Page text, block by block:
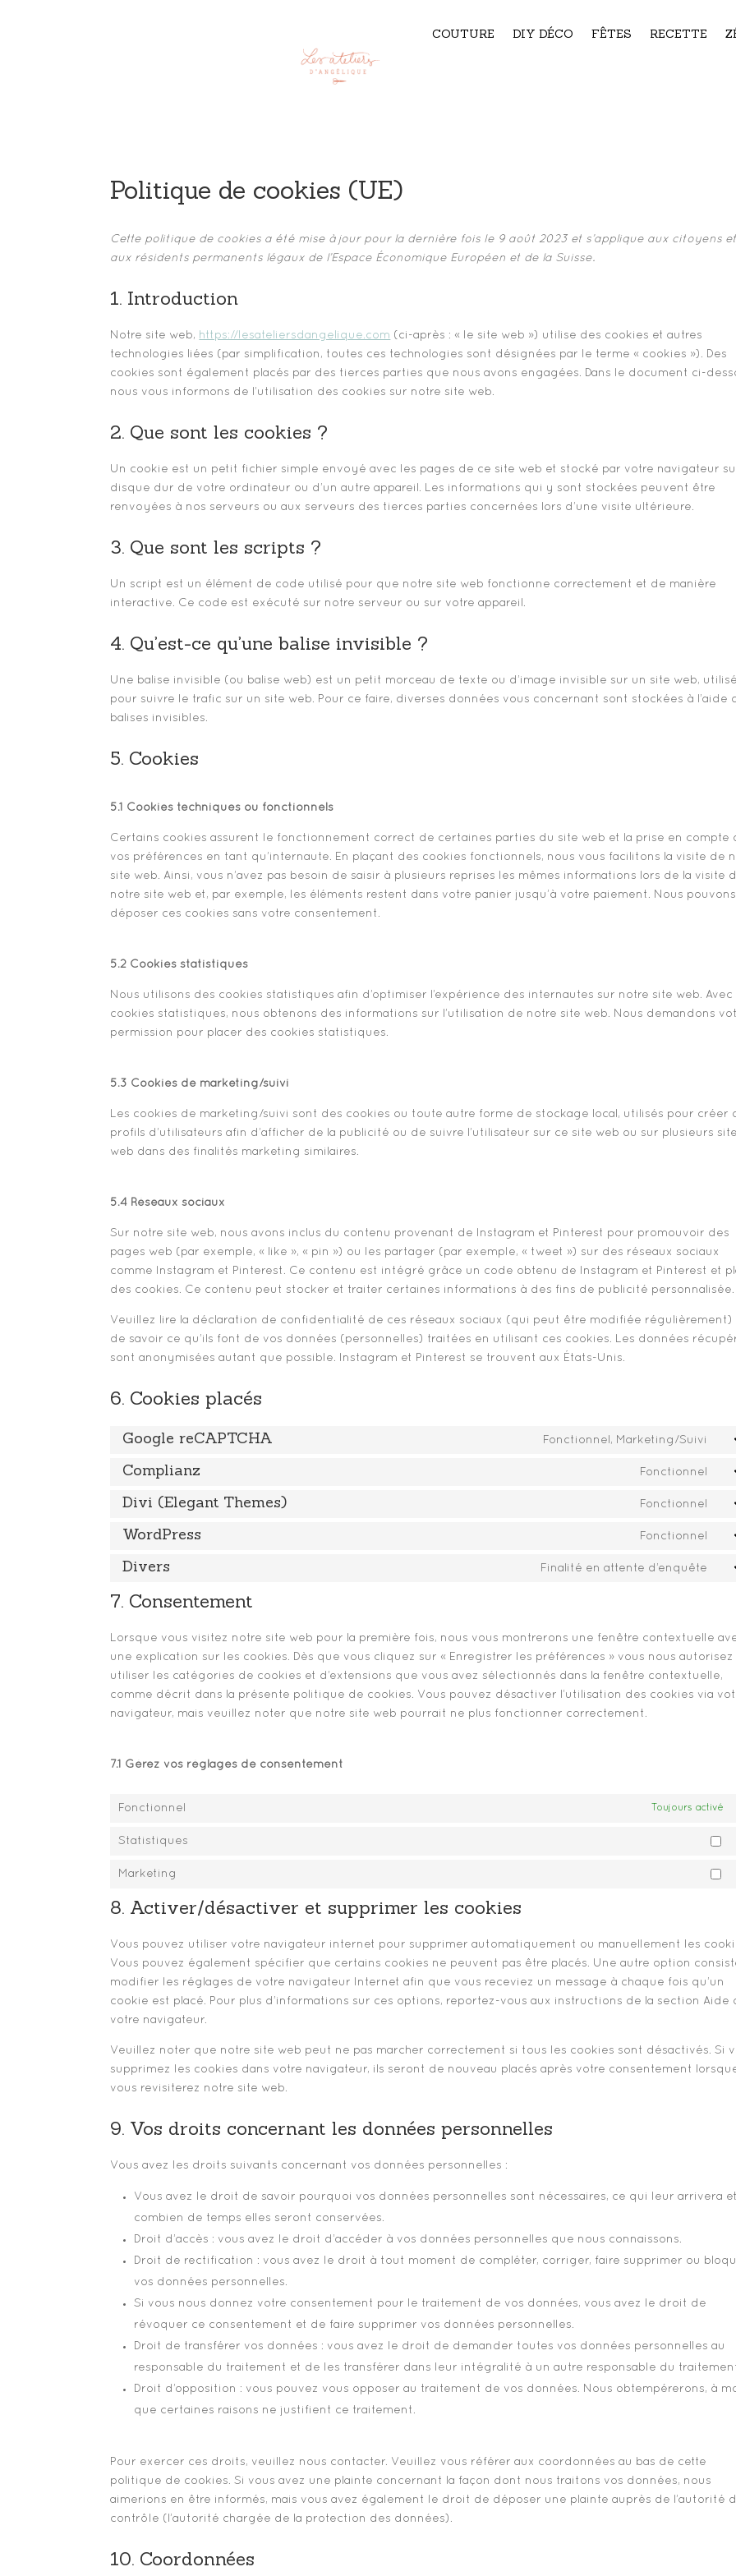
COUTURE DIY DÉCO FÊTES RECETTE
Politique de cookies (UE)
Cette politique de cookies a été mise à jour pour la dernière fois le 9 août 2023 et s’applique aux citoyens et
aux résidents permanents légaux de l’Espace Économique Européen et de la Suisse.
1. Introduction
Notre site web, https://lesateliersdangelique.com (ci-après : « le site web ») utilise des cookies et autres
technologies liées (par simplification, toutes ces technologies sont désignées par le terme « cookies »). Des
cookies sont également placés par des tierces parties que nous avons engagées. Dans le document ci-
nous vous informons de l’utilisation des cookies sur notre site web.
2. Que sont les cookies ?
Un cookie est un petit fichier simple envoyé avec les pages de ce site web et stocké par votre navigateur
disque dur de votre ordinateur ou d’un autre appareil. Les informations qui y sont stockées peuvent être
renvoyées à nos serveurs ou aux serveurs des tierces parties concernées lors d’une visite ultérieure.
3. Que sont les scripts ?
Un script est un élément de code utilisé pour que notre site web fonctionne correctement et de manière
interactive. Ce code est exécuté sur notre serveur ou sur votre appareil.
4. Qu’est-ce qu’une balise invisible ?
Une balise invisible (ou balise web) est un petit morceau de texte ou d’image invisible sur un site web, utilisé
pour suivre le trafic sur un site web. Pour ce faire, diverses données vous concernant sont stockées à l’aide
balises invisibles.
5. Cookies
5.1 Cookies techniques ou fonctionnels
Certains cookies assurent le fonctionnement correct de certaines parties du site web et la prise en compte
vos préférences en tant qu’internaute. En plaçant des cookies fonctionnels, nous vous facilitons la visite de
site web. Ainsi, vous n’avez pas besoin de saisir à plusieurs reprises les mêmes informations lors de la visite
notre site web et, par exemple, les éléments restent dans votre panier jusqu’à votre paiement. Nous pouvons
déposer ces cookies sans votre consentement.
5.2 Cookies statistiques
Nous utilisons des cookies statistiques afin d’optimiser l’expérience des internautes sur notre site web. Avec
cookies statistiques, nous obtenons des informations sur l’utilisation de notre site web. Nous demandons
permission pour placer des cookies statistiques.
5.3 Cookies de marketing/suivi
Les cookies de marketing/suivi sont des cookies ou toute autre forme de stockage local, utilisés pour créer
profils d’utilisateurs afin d’afficher de la publicité ou de suivre l’utilisateur sur ce site web ou sur plusieurs
web dans des finalités marketing similaires.
5.4 Réseaux sociaux
Sur notre site web, nous avons inclus du contenu provenant de Instagram et Pinterest pour promouvoir des
pages web (par exemple, « like », « pin ») ou les partager (par exemple, « tweet ») sur des réseaux sociaux
comme Instagram et Pinterest. Ce contenu est intégré grâce un code obtenu de Instagram et Pinterest et
des cookies. Ce contenu peut stocker et traiter certaines informations à des fins de publicité personnalisée.
Veuillez lire la déclaration de confidentialité de ces réseaux sociaux (qui peut être modifiée régulièrement)
de savoir ce qu’ils font de vos données (personnelles) traitées en utilisant ces cookies. Les données
sont anonymisées autant que possible. Instagram et Pinterest se trouvent aux États-Unis.
6. Cookies placés
Google reCAPTCHA
Fonctionnel, Marketing/Suivi
Complianz
Fonctionnel
Divi (Elegant Themes)
Fonctionnel
WordPress
Fonctionnel
Divers
Finalité en attente d’enquête
7. Consentement
Lorsque vous visitez notre site web pour la première fois, nous vous montrerons une fenêtre contextuelle
une explication sur les cookies. Dès que vous cliquez sur « Enregistrer les préférences » vous nous autorisez
utiliser les catégories de cookies et d’extensions que vous avez sélectionnés dans la fenêtre contextuelle,
comme décrit dans la présente politique de cookies. Vous pouvez désactiver l’utilisation des cookies via
navigateur, mais veuillez noter que notre site web pourrait ne plus fonctionner correctement.
7.1 Gérez vos réglages de consentement
Fonctionnel Toujours activé
Statistiques
Marketing
8. Activer/désactiver et supprimer les cookies
Vous pouvez utiliser votre navigateur internet pour supprimer automatiquement ou manuellement les
Vous pouvez également spécifier que certains cookies ne peuvent pas être placés. Une autre option
modifier les réglages de votre navigateur Internet afin que vous receviez un message à chaque fois qu’un
cookie est placé. Pour plus d’informations sur ces options, reportez-vous aux instructions de la section Aide
votre navigateur.
Veuillez noter que notre site web peut ne pas marcher correctement si tous les cookies sont désactivés. Si
supprimez les cookies dans votre navigateur, ils seront de nouveau placés après votre consentement
vous revisiterez notre site web.
9. Vos droits concernant les données personnelles
Vous avez les droits suivants concernant vos données personnelles :
Vous avez le droit de savoir pourquoi vos données personnelles sont nécessaires, ce qui leur arrivera et
combien de temps elles seront conservées.
Droit d’accès : vous avez le droit d’accéder à vos données personnelles que nous connaissons.
Droit de rectification : vous avez le droit à tout moment de compléter, corriger, faire supprimer ou
vos données personnelles.
Si vous nous donnez votre consentement pour le traitement de vos données, vous avez le droit de
révoquer ce consentement et de faire supprimer vos données personnelles.
Droit de transférer vos données : vous avez le droit de demander toutes vos données personnelles au
responsable du traitement et de les transférer dans leur intégralité à un autre responsable du
Droit d’opposition : vous pouvez vous opposer au traitement de vos données. Nous obtempérerons, à
que certaines raisons ne justifient ce traitement.
Pour exercer ces droits, veuillez nous contacter. Veuillez vous référer aux coordonnées au bas de cette
politique de cookies. Si vous avez une plainte concernant la façon dont nous traitons vos données, nous
aimerions en être informés, mais vous avez également le droit de déposer une plainte auprès de l’autorité
contrôle (l’autorité chargée de la protection des données).
10. Coordonnées